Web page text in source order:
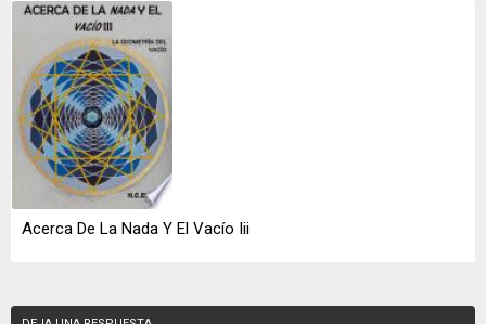
Acerca De La Nada Y El Vacío Iii